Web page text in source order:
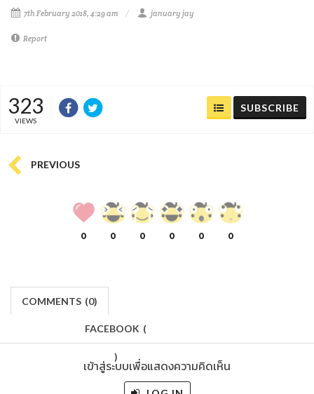
7th February 2018, 4:29 am january jay
Report
323
VIEWS
SUBSCRIBE
PREVIOUS
0 0 0 0 0 0
COMMENTS (0)
FACEBOOK (
)
เข้าสู่ระบบเพื่อแสดงความคิดเห็น